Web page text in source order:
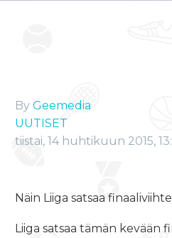
By Geemedia
UUTISET
tiistai, 14 huhtikuun 2015,
Näin Liiga satsaa
Liiga satsaa tämän kevään